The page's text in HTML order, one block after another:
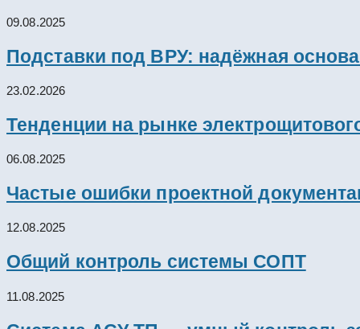
09.08.2025
Подставки под ВРУ: надёжная
23.02.2026
Тенденции на рынке
06.08.2025
Частые ошибки проектной
12.08.2025
Общий контроль системы СОПТ
11.08.2025